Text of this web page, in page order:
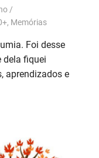
, Memórias
Foi desse
dela fiquei
aprendizados e